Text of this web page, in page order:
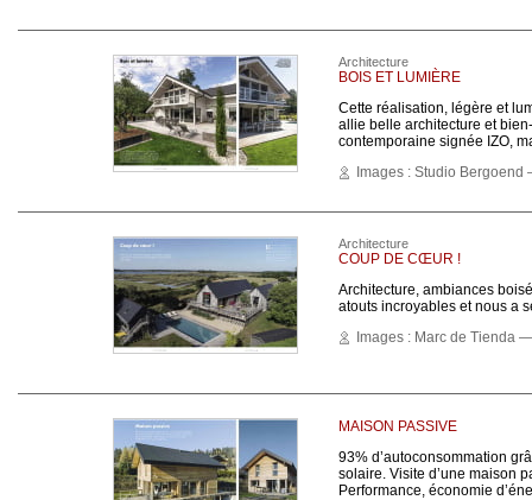
Architecture
BOIS ET LUMIÈRE
Cette réalisation, légère et
allie belle architecture et
contemporaine signée IZO,
Images : Studio
Architecture
COUP DE CŒUR !
Architecture, ambiances
atouts incroyables et nous a
Images : Marc de Tienda
MAISON PASSIVE
93% d’autoconsommation
solaire. Visite d’une maison
Performance, économie